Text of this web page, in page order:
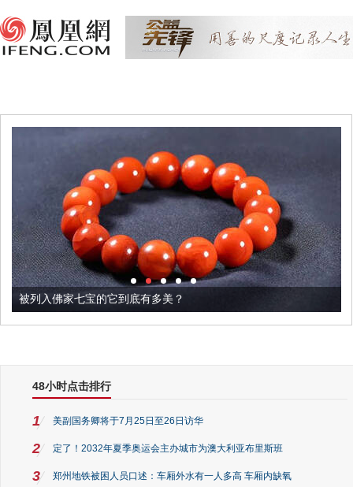
被列入佛家七宝的它到底有多美？
48小时点击排行
1 美副国务卿将于7月25日至26日访华
2 定了！2032年夏季奥运会主办城市为澳大利亚布里斯班
3 郑州地铁被困人员口述：车厢外水有一人多高 车厢内缺氧